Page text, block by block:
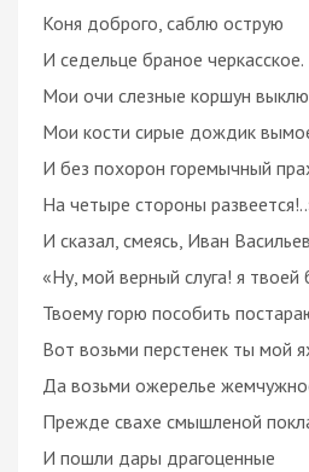
Коня доброго, саблю острую
И седельце браное черкасское.
Мои очи слезные коршун
Мои кости сирые дождик
И без похорон горемычный
На четыре стороны
И сказал, смеясь, Иван
«Ну, мой верный слуга! я твоей
Твоему горю пособить
Вот возьми перстенек ты мой
Да возьми ожерелье
Прежде свахе смышленой
И пошли дары драгоценные